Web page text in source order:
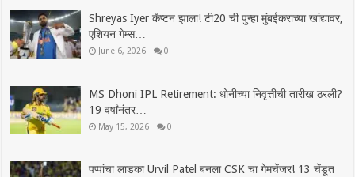
Shreyas Iyer कॅप्टन झाला! टी20 ची पुन्हा मुंबईकराच्या खांद्यावर,
एशियन गेम्स…
June 6, 2026 0
MS Dhoni IPL Retirement: धोनीच्या निवृत्तीची तारीख ठरली?
19 वर्षांनंतर…
May 15, 2026 0
पप्पांचा लाडका Urvil Patel बनला CSK चा गेमचेंजर! 13 चेंडूत